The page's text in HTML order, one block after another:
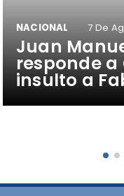
Juan
responde a
insulto a
NACIONAL 7 De